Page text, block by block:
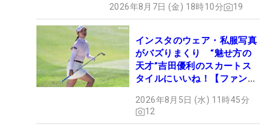
2026年8月7日 (金) 18時10分 19
インスタのウェア・私服写真
がバズりまくり “魅せ方の
天才”吉田優利のスカートス
タイルにいいね！【ファンが
2026年8月5日 (水) 11時45分
12